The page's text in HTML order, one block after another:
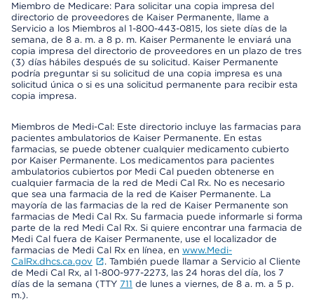
Miembro de Medicare: Para solicitar una copia impresa del
directorio de proveedores de Kaiser Permanente, llame a
Servicio a los Miembros al 1-800-443-0815, los siete días de la
semana, de 8 a. m. a 8 p. m. Kaiser Permanente le enviará una
copia impresa del directorio de proveedores en un plazo de tres
(3) días hábiles después de su solicitud. Kaiser Permanente
podría preguntar si su solicitud de una copia impresa es una
solicitud única o si es una solicitud permanente para recibir esta
copia impresa.
Miembros de Medi-Cal: Este directorio incluye las farmacias para
pacientes ambulatorios de Kaiser Permanente. En estas
farmacias, se puede obtener cualquier medicamento cubierto
por Kaiser Permanente. Los medicamentos para pacientes
ambulatorios cubiertos por Medi Cal pueden obtenerse en
cualquier farmacia de la red de Medi Cal Rx. No es necesario
que sea una farmacia de la red de Kaiser Permanente. La
mayoría de las farmacias de la red de Kaiser Permanente son
farmacias de Medi Cal Rx. Su farmacia puede informarle si forma
parte de la red Medi Cal Rx. Si quiere encontrar una farmacia de
Medi Cal fuera de Kaiser Permanente, use el localizador de
farmacias de Medi Cal Rx en línea, en www.Medi-
CalRx.dhcs.ca.gov
. También puede llamar a Servicio al Cliente
de Medi Cal Rx, al 1-800-977-2273, las 24 horas del día, los 7
días de la semana (TTY 711 de lunes a viernes, de 8 a. m. a 5 p.
m.).